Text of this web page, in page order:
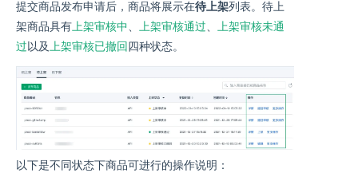
提交商品发布申请后，商品将展示在待上架列表。待上
架商品具有上架审核中、 上架审核通过、 上架审核未通
过 以及上架审核已撤回 四种状态。
以下是不同状态下商品可进行的操作说明：